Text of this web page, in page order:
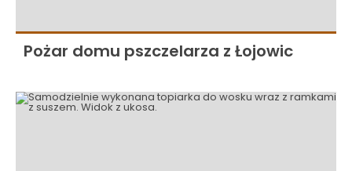
Pożar domu pszczelarza z Łojowic